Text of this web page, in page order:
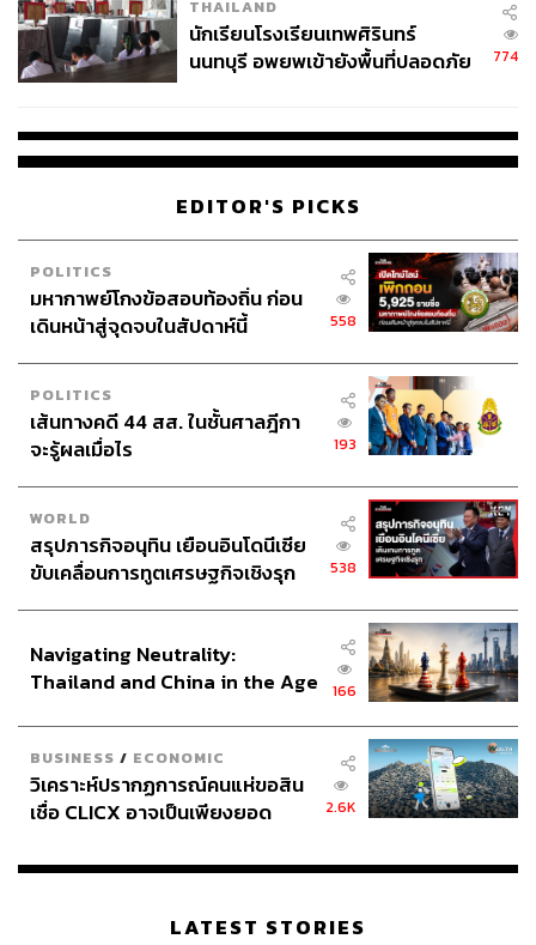
จ่ายหนี้-แอบระบุแบรนด์
THAILAND
นักเรียนโรงเรียนเทพศิรินทร์
นนทบุรี อพยพเข้ายังพื้นที่ปลอดภัย
774
EDITOR'S PICKS
POLITICS
มหากาพย์โกงข้อสอบท้องถิ่น ก่อน
เดินหน้าสู่จุดจบในสัปดาห์นี้
558
POLITICS
เส้นทางคดี 44 สส. ในชั้นศาลฎีกา
จะรู้ผลเมื่อไร
193
WORLD
สรุปภารกิจอนุทิน เยือนอินโดนีเซีย
ขับเคลื่อนการทูตเศรษฐกิจเชิงรุก
538
Navigating Neutrality:
Thailand and China in the Age
166
BUSINESS / ECONOMIC
วิเคราะห์ปรากฏการณ์คนแห่ขอสิน
เชื่อ CLICX อาจเป็นเพียงยอด
เรือนไทยที่ถูกซุกไว้
2.6K
LATEST STORIES